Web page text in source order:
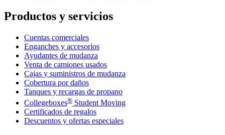
Productos y servicios
Cuentas comerciales
Enganches y accesorios
Ayudantes de mudanza
Venta de camiones usados
Cajas y suministros de mudanza
Cobertura por daños
Tanques y recargas de propano
Collegeboxes® Student Moving
Certificados de regalos
Descuentos y ofertas especiales